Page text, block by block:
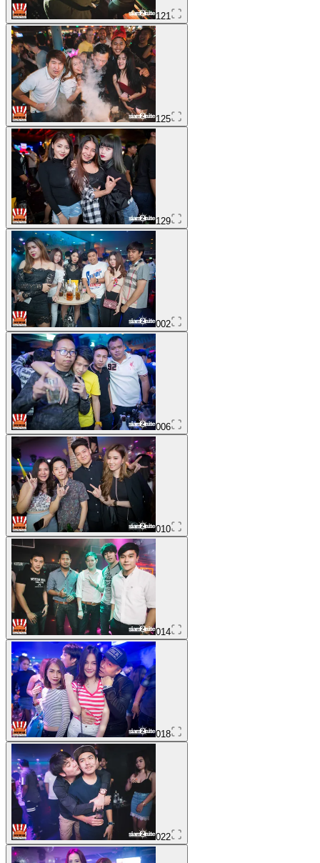
121
125
129
002
006
010
014
018
022